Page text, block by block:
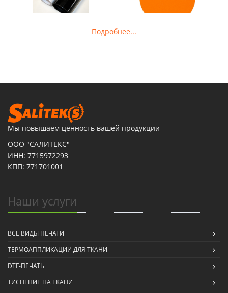
Подробнее...
Мы повышаем ценность вашей продукции
ООО "САЛИТЕКС"
ИНН: 7715972293
КПП: 771701001
Наши услуги
ВСЕ ВИДЫ ПЕЧАТИ
ТЕРМОАППЛИКАЦИИ ДЛЯ ТКАНИ
DTF-ПЕЧАТЬ
ТИСНЕНИЕ НА ТКАНИ